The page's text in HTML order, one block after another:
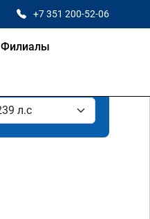
+7 351 200-52-06
Филиалы